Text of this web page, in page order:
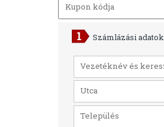
Számlázási adatok